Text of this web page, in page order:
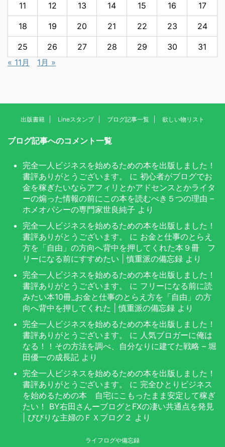
11 12 13 14 15 16 17
18 19 20 21 22 23 24
25 26 27 28 29 30
31
« 11月
1月 »
出版書籍 Lineスタンプ ブログ記事一覧 欲しい物リスト
ブログ記事へのコメント一覧
完全一人ビジネスを始めるための本を出版しました！
書評ありがとうございます。
に 初心者がブログでお
金を稼ぎたいならアフィリとかアドセンスとかライタ
ーの煽った情報の前にこの本を読むべき５つの理由 –
ホメオパシーの専門家世良純子 より
完全一人ビジネスを始めるための本を出版しました！
書評ありがとうございます。
に お金と仕事のとらえ
方を「自由」の方向へ背中を押してくれた本９冊 フ
リーになる前にすすめたい | 慎重派の備忘録 より
完全一人ビジネスを始めるための本を出版しました！
書評ありがとうございます。
に フリーになる前に読
みたい本10冊_お金と仕事のとらえ方を「自由」の方
向へ背中を押してくれた | 慎重派の備忘録 より
完全一人ビジネスを始めるための本を出版しました！
書評ありがとうございます。
に 人気ブロガーに俺は
なる！！その方法を調べ、自分なりに建てた戦略 – 堀
田優一の成長記 より
完全一人ビジネスを始めるための本を出版しました！
書評ありがとうございます。
に 完全ひとりビジネス
を始めるための本 自宅にこもったまま安定して稼ぎ
たい！ BY右田さんーブログとFXの凄い共通点を発見
| びびりな主婦のＦＸブログ２ より
ライフログや備忘録